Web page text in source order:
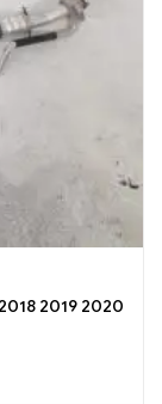
2019 2020